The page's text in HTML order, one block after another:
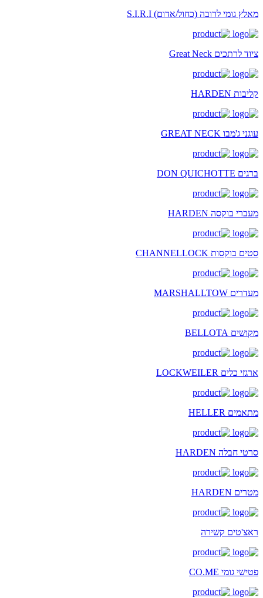
מאלץ גומי לרובה (כחול/אדום) S.I.R.I
ציוד לרתכים Great Neck
קליבות HARDEN
עוגני ג'מבו GREAT NECK
ברגים DON QUICHOTTE
מעברי בוקסה HARDEN
סטים בוקסות CHANNELLOCK
מעדרים MARSHALLTOW
מקושים BELLOTA
ארגזי כלים LOCKWEILER
מתאמים HELLER
סרטי חבלה HARDEN
מטרים HARDEN
ראצ'טים קשירה
פטישי גומי CO.ME